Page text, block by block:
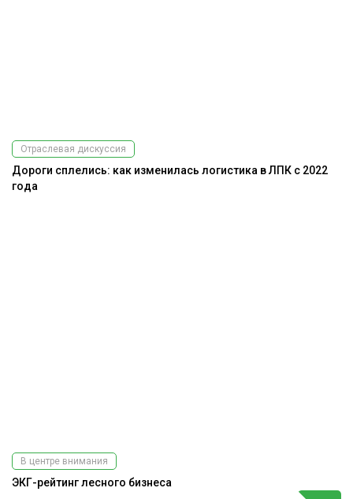
Отраслевая дискуссия
Дороги сплелись: как изменилась логистика в ЛПК с 2022
года
В центре внимания
ЭКГ-рейтинг лесного бизнеса